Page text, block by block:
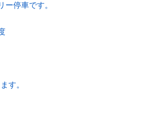
停車です。
す。